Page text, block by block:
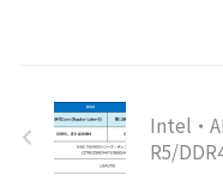
Intel・
R5/DDR4